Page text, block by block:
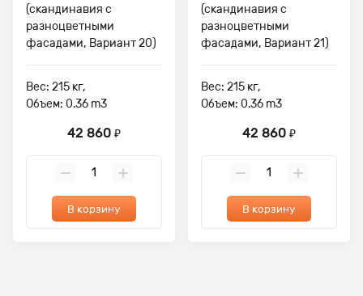
(скандинавия с
разноцветными
фасадами, Вариант 20)
Вес: 215 кг,
Объем: 0.36 m3
42 860 ₽
В корзину
(скандинавия с
разноцветными
фасадами, Вариант 21)
Вес: 215 кг,
Объем: 0.36 m3
42 860 ₽
В корзину